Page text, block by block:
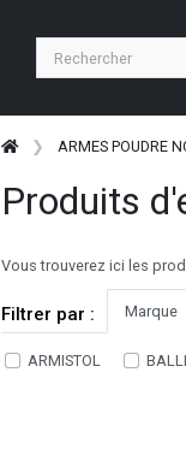
ARMES POUDRE
Produits
Vous trouverez ici les
Filtrer par : Marque
ARMISTOL